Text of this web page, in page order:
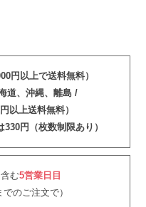
円以上で送料無料）
道、沖縄、離島 /
以上送料無料）
円（枚数制限あり）
む5営業日目
でのご注文で）